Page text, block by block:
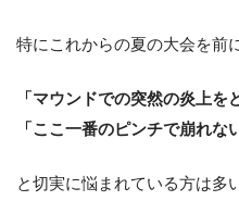
特にこれからの夏の大会を前
「マウンドでの突然の炎上を
「ここ一番のピンチで崩れな
と切実に悩まれている方は多